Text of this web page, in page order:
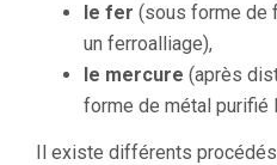
le fer (sous forme de
un ferroalliage),
le mercure (après
forme de métal purifié
Il existe différents